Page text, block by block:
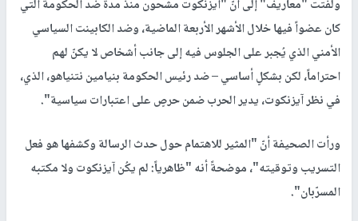
ولفتت "معاريف" إلى أنّ "آيزنكوت مشحون منذ مدة ضد الحكومة التي
كان عضواً فيها خلال الأشهر الأربعة الماضية، وضد الكابينت السياسي
الأمني الذي يُجبر على الجلوس فيه إلى جانب أشخاص لا يكنّ لهم
احتراماً، لكن بشكلٍ أساسي – ضد رئيس الحكومة بنيامين نتنياهو، الذي،
في نظر آيزنكوت، يدير الحرب ضمن حرصٍ على اعتبارات سياسية".
ورأت الصحيفة أنّ "المثير للاهتمام حول حدث الرسالة وكشفها هو فعل
التسريب وتوقيته"، موضحةً أنه "ظاهرياً: لم يكُن آيزنكوت ولا مكتبه
المسرّبان".